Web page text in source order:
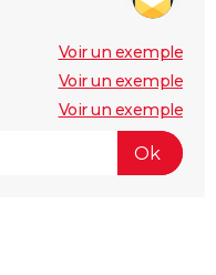
Voir un exemple
Voir un exemple
Voir un exemple